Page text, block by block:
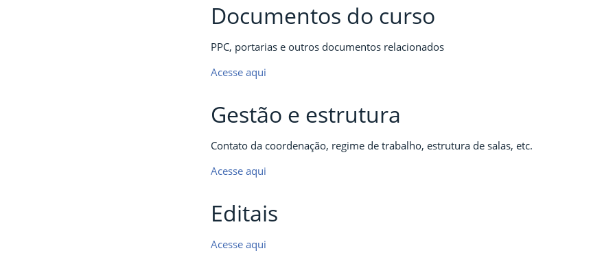
Documentos do curso
PPC, portarias e outros documentos relacionados
Acesse aqui
Gestão e estrutura
Contato da coordenação, regime de trabalho, estrutura de salas, etc.
Acesse aqui
Editais
Acesse aqui